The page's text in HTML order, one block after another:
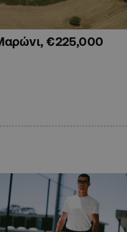
€225,000